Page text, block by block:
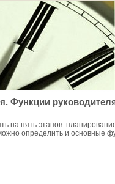
Функции
на пять этапов:
определить и основные